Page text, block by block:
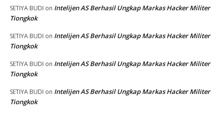
SETIYA BUDI on Intelijen AS Berhasil Ungkap Markas Hacker Militer
Tiongkok
SETIYA BUDI on Intelijen AS Berhasil Ungkap Markas Hacker Militer
Tiongkok
SETIYA BUDI on Intelijen AS Berhasil Ungkap Markas Hacker Militer
Tiongkok
SETIYA BUDI on Intelijen AS Berhasil Ungkap Markas Hacker Militer
Tiongkok